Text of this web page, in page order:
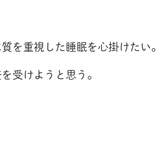
を重視した睡眠を心掛けたい。
受けようと思う。